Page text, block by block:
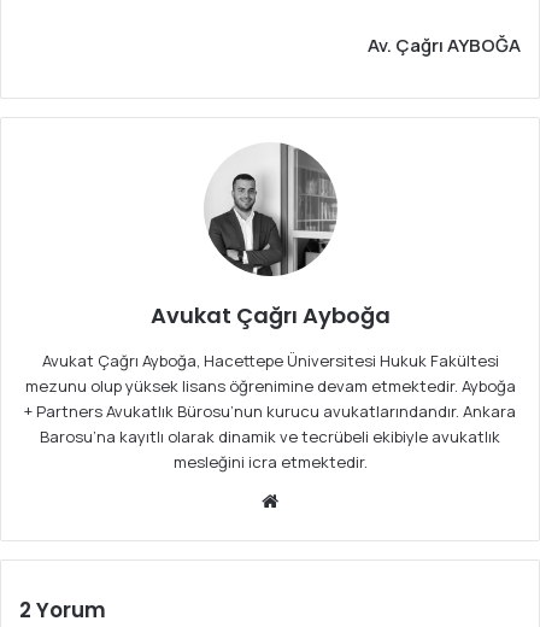
Av. Çağrı AYBOĞA
Avukat Çağrı Ayboğa
Avukat Çağrı Ayboğa, Hacettepe Üniversitesi Hukuk Fakültesi
mezunu olup yüksek lisans öğrenimine devam etmektedir. Ayboğa
+ Partners Avukatlık Bürosu’nun kurucu avukatlarındandır. Ankara
Barosu’na kayıtlı olarak dinamik ve tecrübeli ekibiyle avukatlık
mesleğini icra etmektedir.
sit
2 Yorum